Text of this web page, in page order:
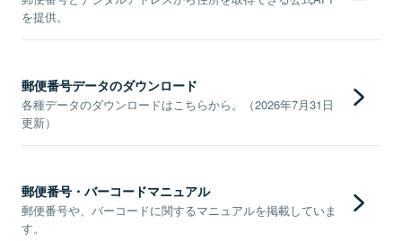
を提供。
郵便番号データのダウンロード
各種データのダウンロードはこちらから。（2026年7月31日
更新）
郵便番号・バーコードマニュアル
郵便番号や、バーコードに関するマニュアルを掲載していま
す。